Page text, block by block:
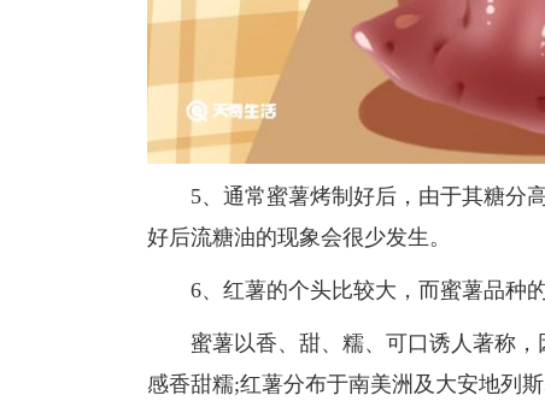
5、通常蜜薯烤制好后，由于其糖分高
好后流糖油的现象会很少发生。
6、红薯的个头比较大，而蜜薯品种的
蜜薯以香、甜、糯、可口诱人著称，
感香甜糯;红薯分布于南美洲及大安地列